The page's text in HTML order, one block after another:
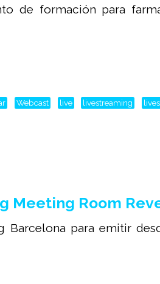
de formación para
Webcast live livestreaming
Meeting Room
Barcelona para emitir